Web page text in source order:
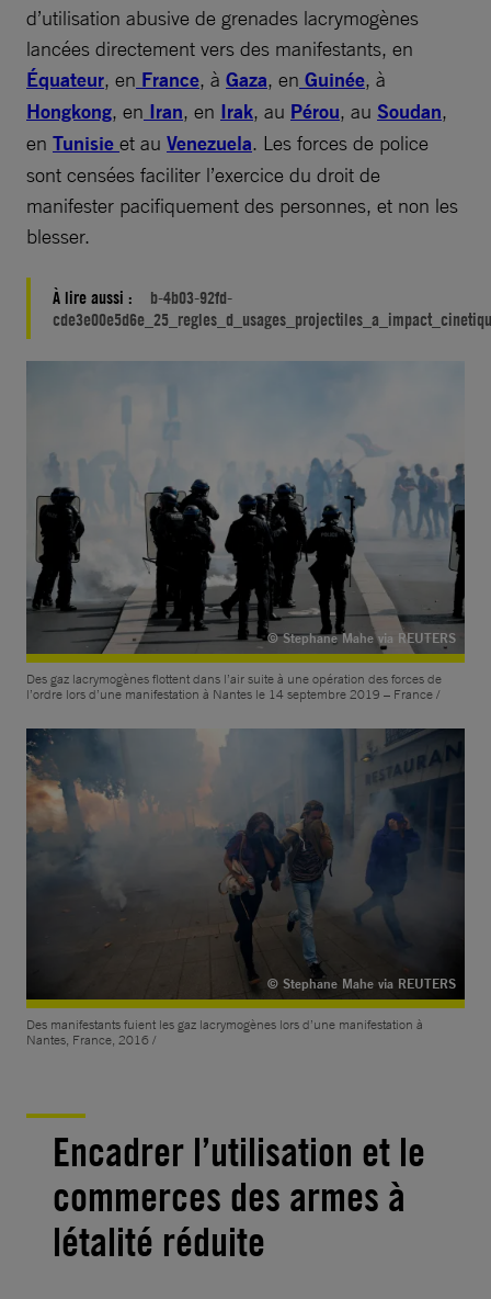
d’utilisation abusive de grenades lacrymogènes
lancées directement vers des manifestants, en
Équateur, en France, à Gaza, en Guinée, à
Hongkong, en Iran, en Irak, au Pérou, au Soudan,
en Tunisie et au Venezuela. Les forces de police
sont censées faciliter l’exercice du droit de
manifester pacifiquement des personnes, et non les
blesser.
À lire aussi :
b-4b03-92fd-
© Stephane Mahe via REUTERS
Des gaz lacrymogènes flottent dans l’air suite à une opération des forces de
l’ordre lors d’une manifestation à Nantes le 14 septembre 2019 – France /
© Stephane Mahe via REUTERS
Des manifestants fuient les gaz lacrymogènes lors d’une manifestation à
Nantes, France, 2016 /
Encadrer l’utilisation et le
commerces des armes à
létalité réduite